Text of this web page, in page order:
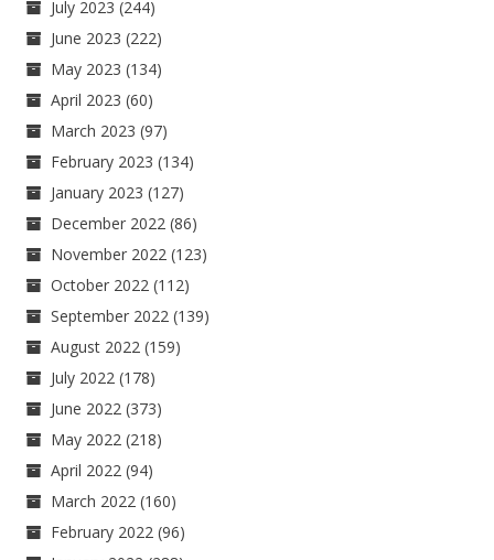
July 2023 (244)
June 2023 (222)
May 2023 (134)
April 2023 (60)
March 2023 (97)
February 2023 (134)
January 2023 (127)
December 2022 (86)
November 2022 (123)
October 2022 (112)
September 2022 (139)
August 2022 (159)
July 2022 (178)
June 2022 (373)
May 2022 (218)
April 2022 (94)
March 2022 (160)
February 2022 (96)